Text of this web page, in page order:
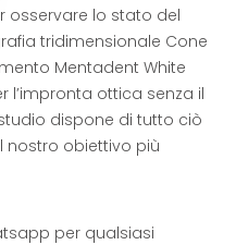
osservare lo stato del
tridimensionale Cone
Mentadent White
l’impronta ottica senza il
dispone di tutto ciò
nostro obiettivo più
per qualsiasi